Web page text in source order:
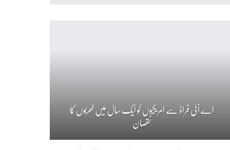
اے آئی فراڈ سے امریکیوں کو ایک سال میں کھربوں کا
نقصان